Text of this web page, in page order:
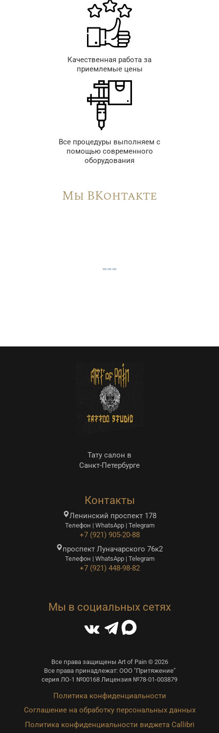
Качественная работа за
приемлемые цены
Все процедуры выполняем с
помощью современного
оборудования
Мы ВКонтакте
Тату салон в
Санкт-Петербурге
Контакты
Ленинский проспект 178
Телефон | WhatsApp | Telegram
+7 (921) 905-20-88
проспект Луначарского 76к2
Телефон | WhatsApp | Telegram
+7 (921) 448-98-82
Мы в социальных сетях
Все права защищены Art of Pain © 2026
Все права принадлежат: ООО "Притяжение"
серия ЛО-1 №00168 Лицензия №78-01-003879
Политика конфиденциальности
Соглашение на обработку персональных данных
Политика конфиденциальности виджета Callibri